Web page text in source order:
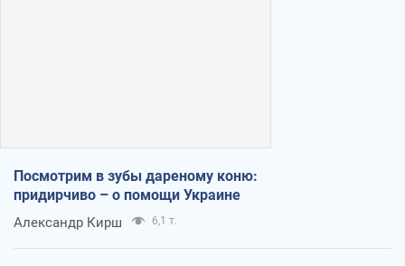
Посмотрим в зубы дареному коню:
придирчиво – о помощи Украине
Александр Кирш 6,1 т.